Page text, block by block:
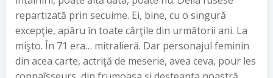
repartizată prin secuime. Ei, bine, cu o singură
excepţie, apăru în toate cărţile din următorii ani. La
mişto. În 71 era… mitralieră. Dar personajul feminin
din acea carte, actriţă de meserie, avea ceva, pour les